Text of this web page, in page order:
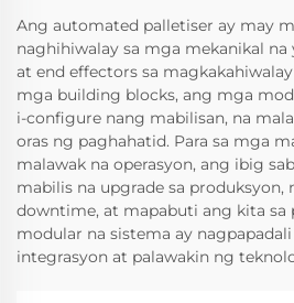
Ang automated palletiser ay may
naghihiwalay sa mga mekanikal
at end effectors sa
mga building blocks, ang mga
i-configure nang mabilisan, na
oras ng paghahatid. Para sa mga
malawak na operasyon, ang ibig
mabilis na upgrade sa produksyon,
downtime, at mapabuti ang kita sa
modular na sistema ay
integrasyon at palawakin ng